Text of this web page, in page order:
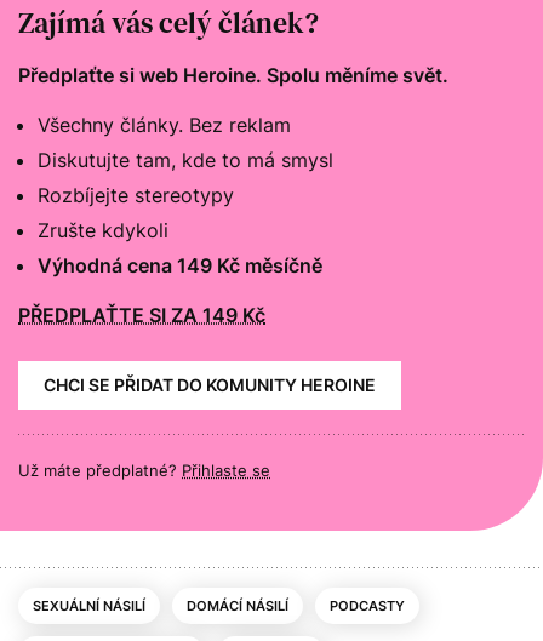
Zajímá vás celý článek?
Předplaťte si web Heroine. Spolu měníme svět.
Všechny články. Bez reklam
Diskutujte tam, kde to má smysl
Rozbíjejte stereotypy
Zrušte kdykoli
Výhodná cena 149 Kč měsíčně
PŘEDPLAŤTE SI ZA 149 Kč
CHCI SE PŘIDAT DO KOMUNITY HEROINE
Už máte předplatné? Přihlaste se
SEXUÁLNÍ NÁSILÍ DOMÁCÍ NÁSILÍ PODCASTY